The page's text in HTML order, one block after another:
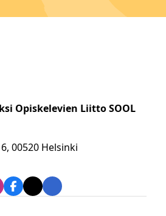
Opiskelevien Liitto SOOL
00520 Helsinki
Facebook
TiktokLinkedin